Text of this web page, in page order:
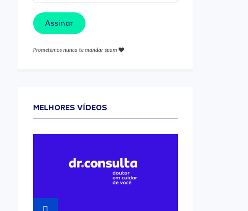
Assinar
Prometemos nunca te mandar spam
MELHORES VÍDEOS